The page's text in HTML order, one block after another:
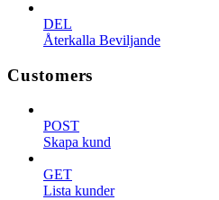
DEL
Återkalla Beviljande
Customers
POST
Skapa kund
GET
Lista kunder